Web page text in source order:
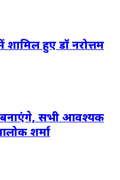
हुए डॉ नरोत्तम
सभी आवश्यक
शर्मा